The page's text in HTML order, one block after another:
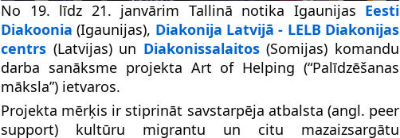
No 19. līdz 21. janvārim Tallinā notika Igaunijas Eesti
Diakoonia (Igaunijas), Diakonija Latvijā - LELB Diakonijas
centrs (Latvijas) un Diakonissalaitos(Somijas) komandu
darba sanāksme projekta Art of Helping (“Palīdzēšanas
māksla”) ietvaros.
Projekta mērķis ir stiprināt savstarpēja atbalsta (angl. peer
support) kultūru migrantu un citu mazaizsargātu